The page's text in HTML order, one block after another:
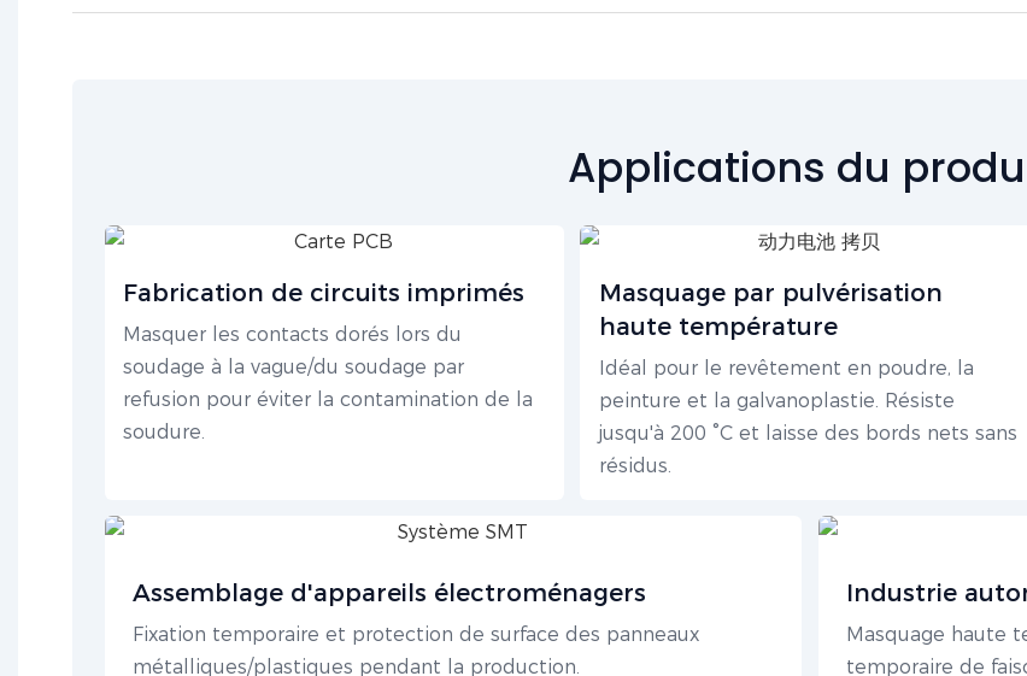
Applications du
Fabrication de circuits imprimés
Masquer les contacts dorés lors du
soudage à la vague/du soudage par
refusion pour éviter la contamination de la
soudure.
Masquage par pulvérisation
haute température
Idéal pour le revêtement en poudre, la
peinture et la galvanoplastie. Résiste
jusqu'à 200 °C et laisse des bords nets sans
résidus.
Assemblage d'appareils électroménagers
Fixation temporaire et protection de surface des panneaux
métalliques/plastiques pendant la production.
Industrie
Masquage haute
temporaire de